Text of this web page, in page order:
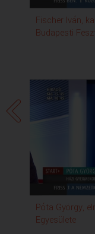
Fischer Iván,
Budapesti
Póta György,
Egyesülete